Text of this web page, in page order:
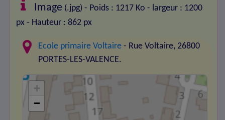
Image (.jpg) - Poids : 1217 Ko - largeur : 1200
px - Hauteur : 862 px
Ecole primaire Voltaire - Rue Voltaire, 26800
PORTES-LES-VALENCE.
+
−